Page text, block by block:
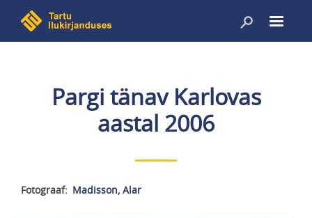
edasi
Pargi tänav Karlovas
aastal 2006
Fotograaf Madisson, Alar